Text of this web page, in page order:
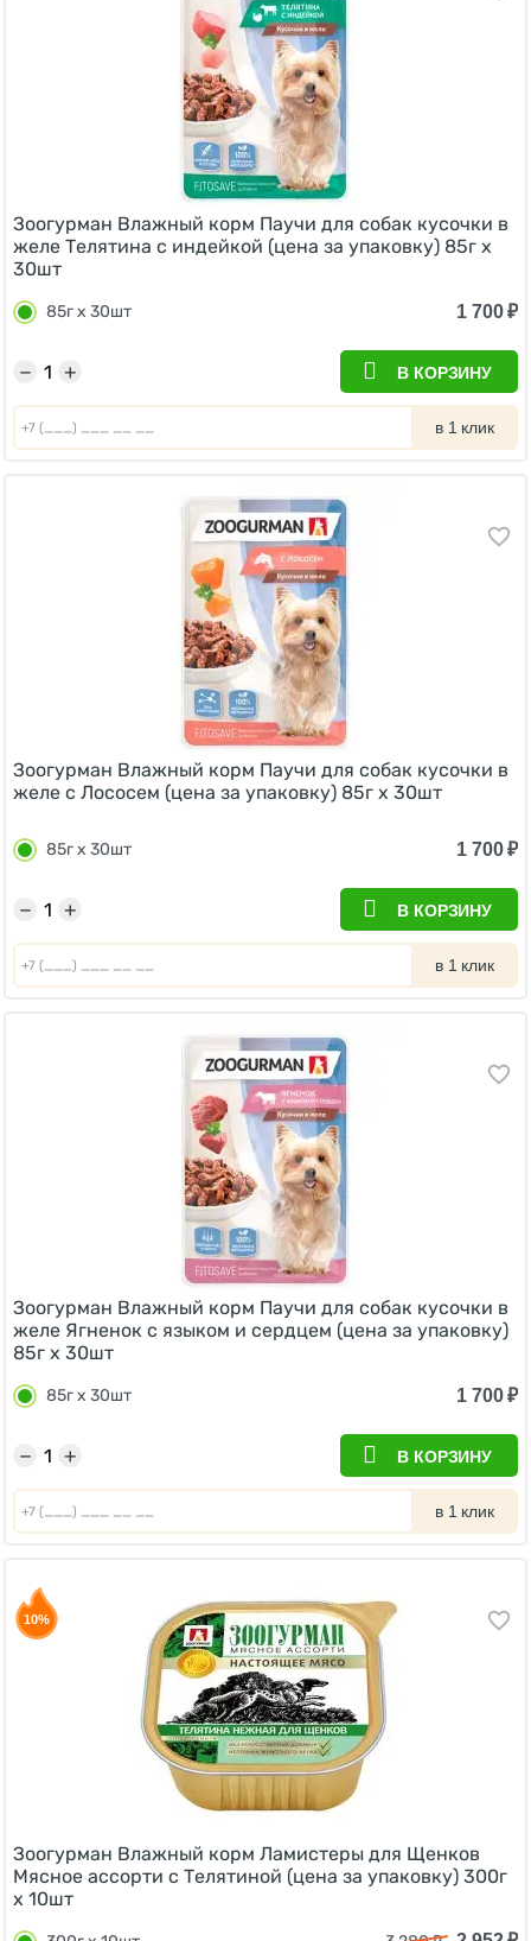
Зоогурман Влажный корм Паучи для собак кусочки в
желе Телятина с индейкой (цена за упаковку) 85г х
30шт
85г х 30шт 1 700₽
+
− В КОРЗИНУ
в 1 клик
Зоогурман Влажный корм Паучи для собак кусочки в
желе с Лососем (цена за упаковку) 85г х 30шт
85г х 30шт 1 700₽
+
− В КОРЗИНУ
в 1 клик
Зоогурман Влажный корм Паучи для собак кусочки в
желе Ягненок с языком и сердцем (цена за упаковку)
85г х 30шт
85г х 30шт 1 700₽
+
− В КОРЗИНУ
в 1 клик
10%
Зоогурман Влажный корм Ламистеры для Щенков
Мясное ассорти с Телятиной (цена за упаковку) 300г
х 10шт